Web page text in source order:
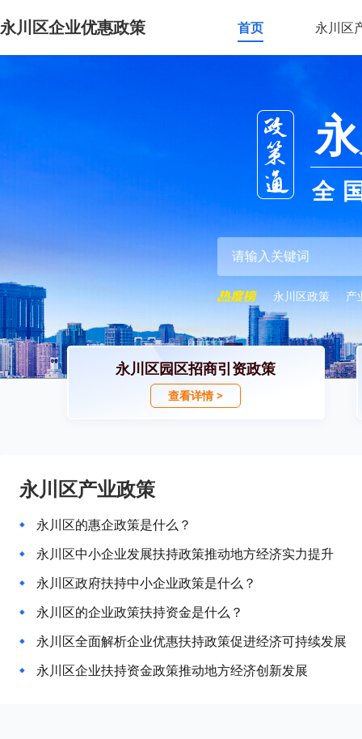
永川区企业优惠政策 首页 永川区
全
永川区政策 产
永川区园区招商引资政策
查看详情 >
永川区产业政策
永川区的惠企政策是什么？
永川区中小企业发展扶持政策推动地方经济实力提升
永川区政府扶持中小企业政策是什么？
永川区的企业政策扶持资金是什么？
永川区全面解析企业优惠扶持政策促进经济可持续发展
永川区企业扶持资金政策推动地方经济创新发展